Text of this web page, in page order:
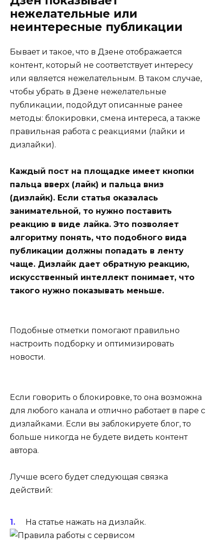
нежелательные или
неинтересные публикации
Бывает и такое, что в Дзене отображается
контент, который не соответствует интересу
или является нежелательным. В таком случае,
чтобы убрать в Дзене нежелательные
публикации, подойдут описанные ранее
методы: блокировки, смена интереса, а также
правильная работа с реакциями (лайки и
дизлайки).
Каждый пост на площадке имеет кнопки
пальца вверх (лайк) и пальца вниз
(дизлайк). Если статья оказалась
занимательной, то нужно поставить
реакцию в виде лайка. Это позволяет
алгоритму понять, что подобного вида
публикации должны попадать в ленту
чаще. Дизлайк дает обратную реакцию,
искусственный интеллект понимает, что
такого нужно показывать меньше.
Подобные отметки помогают правильно
настроить подборку и оптимизировать
новости.
Если говорить о блокировке, то она возможна
для любого канала и отлично работает в паре с
дизлайками. Если вы заблокируете блог, то
больше никогда не будете видеть контент
автора.
Лучше всего будет следующая связка
действий:
На статье нажать на дизлайк.